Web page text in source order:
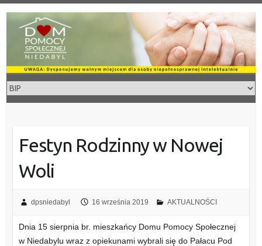
content
Festyn Rodzinny w Nowej
Woli
dpsniedabyl 16 września 2019 AKTUALNOŚCI
Dnia 15 sierpnia br. mieszkańcy Domu Pomocy Społecznej
w Niedabylu wraz z opiekunami wybrali się do Pałacu Pod